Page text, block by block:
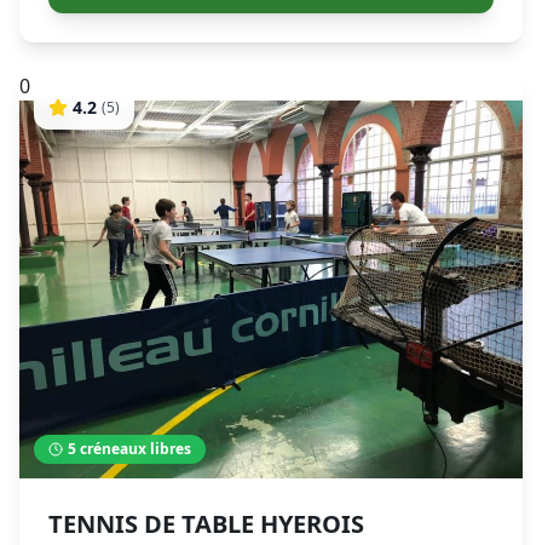
0
4.2 (5)
5créneaux libres
TENNIS DE TABLE HYEROIS